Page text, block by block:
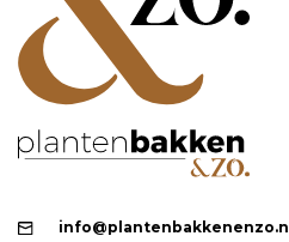
info@plantenbakkenenzo.nl